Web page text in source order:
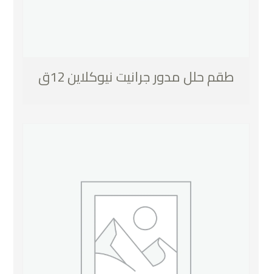
طقم حلل مدور جرانيت نيوكلاين 12ق